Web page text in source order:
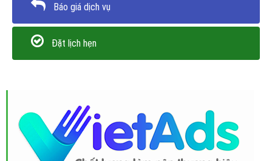
Báo giá dịch vụ
Đặt lịch hẹn